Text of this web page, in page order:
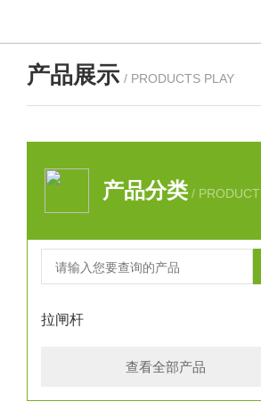
产品展示 / PRODUCTS PLAY
产品分类 / PRODUCT
拉闸杆
查看全部产品